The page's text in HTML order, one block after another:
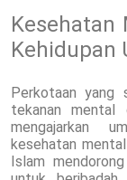
Kesehatan
Kehidupan
Perkotaan yang
tekanan mental
mengajarkan
kesehatan
Islam